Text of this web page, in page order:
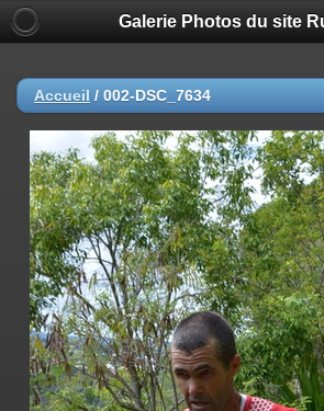
Galerie Photos du site
Accueil / 002-DSC_7634